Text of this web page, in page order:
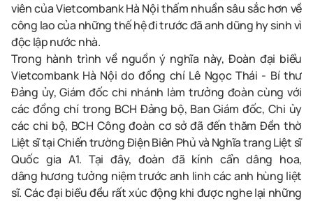
viên củaVietcombank Hà Nộithấm nhuần sâu sắc hơn về
công lao của những thế hệ đi trước đã anh dũng hy sinh vì
độc lập nước nhà.
Trong hành trình về nguồn ý nghĩa này, Đoàn đại biểu
Vietcombank Hà Nội do đồng chí Lê Ngọc Thái - Bí thư
Đảng ủy, Giám đốc chi nhánh làm trưởng đoàn cùng với
các đồng chí trong BCH Đảng bộ, Ban Giám đốc, Chi ủy
các chi bộ, BCH Công đoàn cơ sởđã đến thăm Đền thờ
Liệt sĩ tại Chiến trường Điện Biên Phủvà Nghĩa trang Liệt sĩ
Quốc gia A1. Tại đây, đoàn đã kính cẩndâng hoa,
dâng hương tưởng niệmtrước anh linhcác anh hùng liệt
sĩ. Các đại biểuđều rất xúc động khi đượcnghe lại những